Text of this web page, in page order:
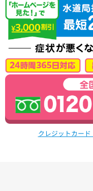
クレジットカー